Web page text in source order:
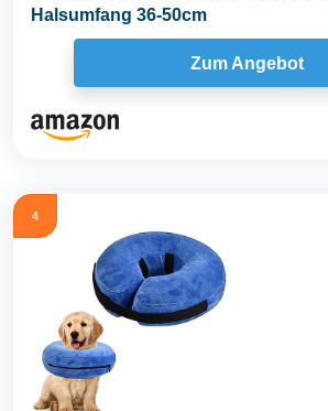
Halsumfang 36-50cm
Zum Angebot
4